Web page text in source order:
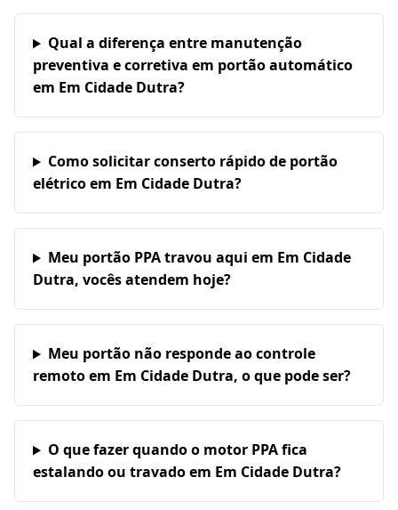
Qual a diferença entre manutenção
preventiva e corretiva em portão automático
em Em Cidade Dutra?
Como solicitar conserto rápido de portão
elétrico em Em Cidade Dutra?
Meu portão PPA travou aqui em Em Cidade
Dutra, vocês atendem hoje?
Meu portão não responde ao controle
remoto em Em Cidade Dutra, o que pode ser?
O que fazer quando o motor PPA fica
estalando ou travado em Em Cidade Dutra?